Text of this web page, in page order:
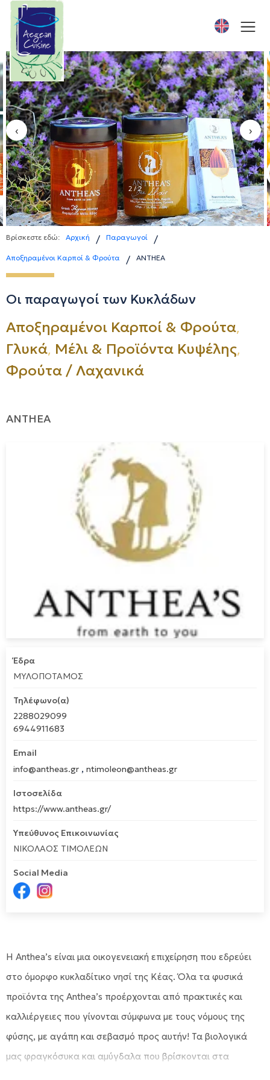
‹ ›
1 / 2
Βρίσκεστε εδώ: Αρχική / Παραγωγοί /
Αποξηραμένοι Καρποί & Φρούτα / ANTHEA
Οι παραγωγοί των Κυκλάδων
Αποξηραμένοι Καρποί & Φρούτα,
Γλυκά, Μέλι & Προϊόντα Κυψέλης,
Φρούτα / Λαχανικά
ANTHEA
Έδρα
ΜΥΛΟΠΟΤΑΜΟΣ
Τηλέφωνο(α)
2288029099
6944911683
Email
info@antheas.gr , ntimoleon@antheas.gr
Ιστοσελίδα
https://www.antheas.gr/
Υπεύθυνος Επικοινωνίας
ΝΙΚΟΛΑΟΣ ΤΙΜΟΛΕΩΝ
Social Media
H Anthea’s είναι μια οικογενειακή επιχείρηση που εδρεύει
στο όμορφο κυκλαδίτικο νησί της Κέας. Όλα τα φυσικά
προϊόντα της Anthea’s προέρχονται από πρακτικές και
καλλιέργειες που γίνονται σύμφωνα με τους νόμους της
φύσης, με αγάπη και σεβασμό προς αυτήν! Τα βιολογικά
μας φραγκόσυκα και αμύγδαλα που βρίσκονται στα